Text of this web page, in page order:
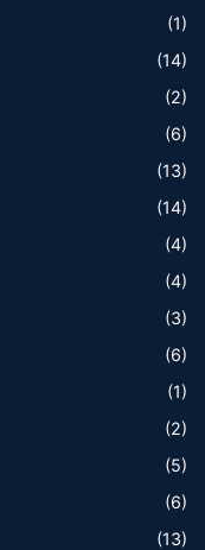
(1)
(14)
(2)
(6)
(13)
(14)
(4)
(4)
(3)
(6)
(1)
(2)
(5)
(6)
(13)